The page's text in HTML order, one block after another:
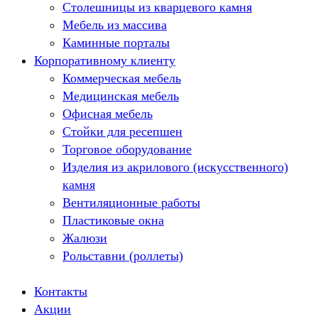
Столешницы из кварцевого камня
Мебель из массива
Каминные порталы
Камины Dimplex
Искусственный камень White Hills
Балконы ПВХ
Пластиковые окна
Жалюзи
Рулонные шторы
Корпоративному клиенту
Коммерческая мебель
Медицинская мебель
Офисная мебель
Стойки для ресепшен
Торговое оборудование
Изделия из акрилового (искусственного)
камня
Вентиляционные работы
Пластиковые окна
Жалюзи
Рольставни (роллеты)
Контакты
Акции